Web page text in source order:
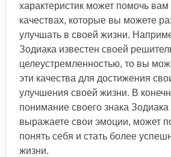
характеристик может помочь вам
качествах, которые вы можете
улучшать в своей жизни.
Зодиака известен своей
целеустремленностью, то вы
эти качества для достижения
улучшения своей жизни. В
понимание своего знака Зодиака
выражаете свои эмоции, может
понять себя и стать более
жизни.